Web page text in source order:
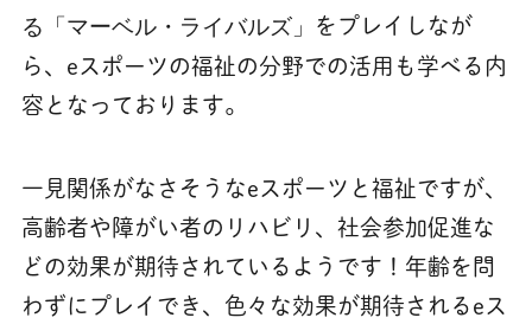
る「マーベル・ライバルズ」
をプレイしなが
ら、eスポーツの福祉の分野での活用も学べる内
容となっております。
一見関係がなさそうなeスポーツと福祉ですが、
高齢者や障がい者のリハビリ、社会参加促進な
どの効果が期待されているようです！年齢を問
わずにプレイでき、色々な効果が期待されるeス